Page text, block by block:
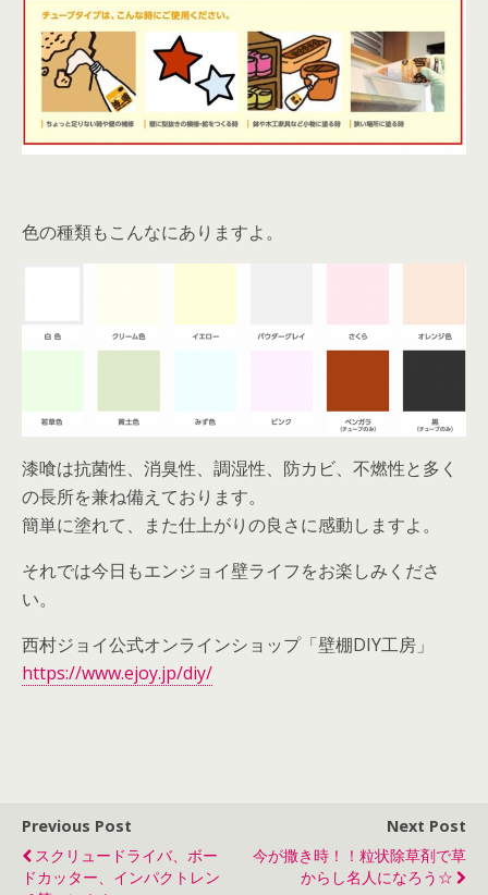
色の種類もこんなにありますよ。
漆喰は抗菌性、消臭性、調湿性、防カビ、不燃性と多く
の長所を兼ね備えております。
簡単に塗れて、また仕上がりの良さに感動しますよ。
それでは今日もエンジョイ壁ライフをお楽しみくださ
い。
西村ジョイ公式オンラインショップ「壁棚DIY工房」
https://www.ejoy.jp/diy/
Previous Post
スクリュードライバ、ボー
ドカッター、インパクトレン
Next Post
今が撒き時！！粒状除草剤で草
からし名人になろう☆